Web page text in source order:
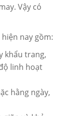
Vậy có
nay gồm:
khẩu trang,
linh hoạt
hằng ngày,